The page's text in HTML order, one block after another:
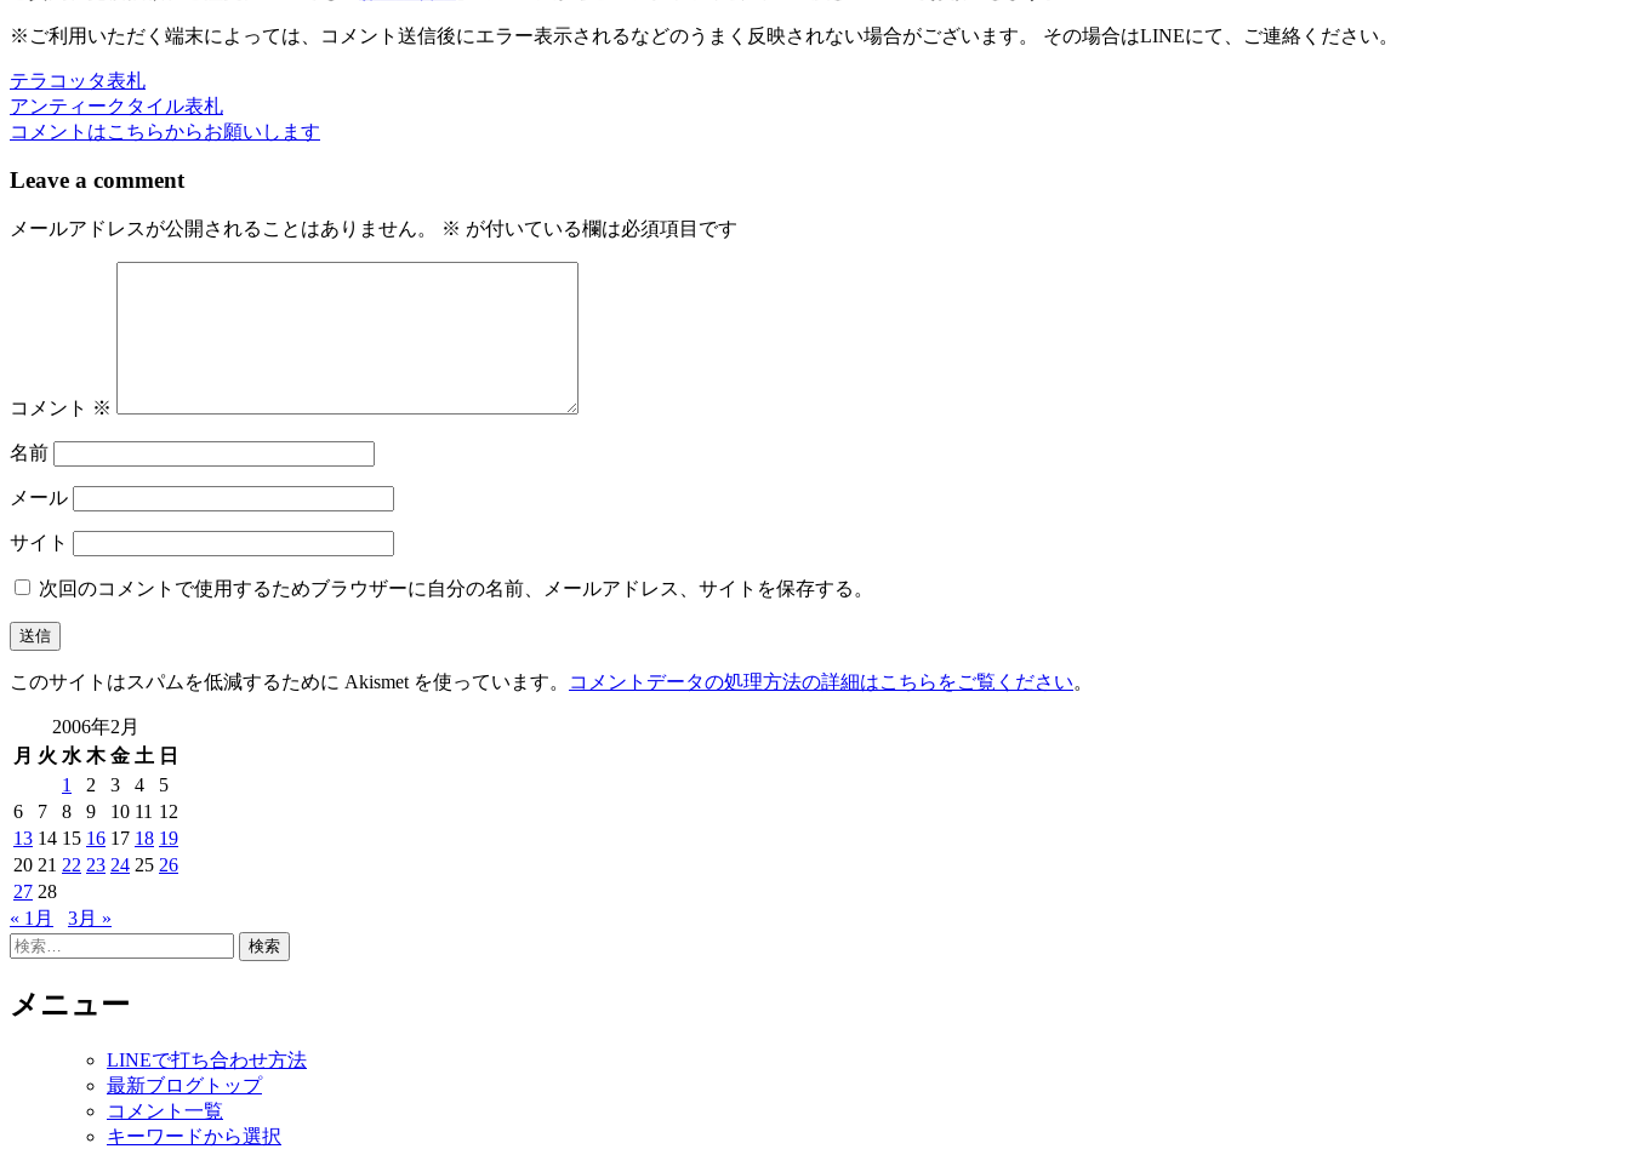
※ご利用いただく端末によっては、コメント送信後にエラー表示されるなどのうまく反映されない場合がございます。 その場合はLINEにて、ご連絡ください。
投
稿
ナ
ゲ
ン
テラコッタ表札
アンティークタイル表札
コメントはこちらからお願いします
Leave a comment
メールアドレスが公開されることはありません。 ※ が付いている欄は必須項目です
コメント ※
名前
メール
サイト
次回のコメントで使用するためブラウザーに自分の名前、メールアドレス、サイトを保存する。
このサイトはスパムを低減するために Akismet を使っています。 コメントデータの処理方法の詳細はこちらをご覧ください。
2006年2月
月 火 水 木 金 土 日
1
2 3 4
5
6
7 8 9 10 11 12
13 14 15 16 17 18 19
20 21 22 23 24 25 26
27 28
« 1月
3月 »
検
メニュー
LINEで打ち合わせ方法
最新ブログトップ
コメント一覧
キーワードから選択